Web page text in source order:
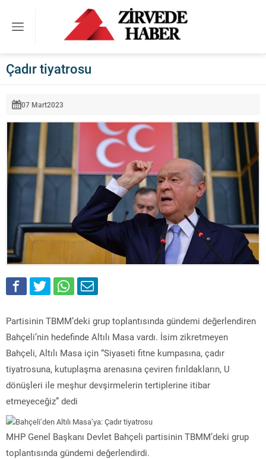
Çadır tiyatrosu
07 Mart2023
Partisinin TBMM’deki grup toplantısında gündemi değerlendiren
Bahçeli’nin hedefinde Altılı Masa vardı. İsim zikretmeyen
Bahçeli, Altılı Masa için “Siyaseti fitne kumpasına, çadır
tiyatrosuna, kutuplaşma arenasına çeviren fırıldakların, U
dönüşleri ile meşhur devşirmelerin tertiplerine itibar
etmeyeceğiz” dedi
MHP Genel Başkanı Devlet Bahçeli partisinin TBMM’deki grup
toplantısında gündemi değerlendirdi.